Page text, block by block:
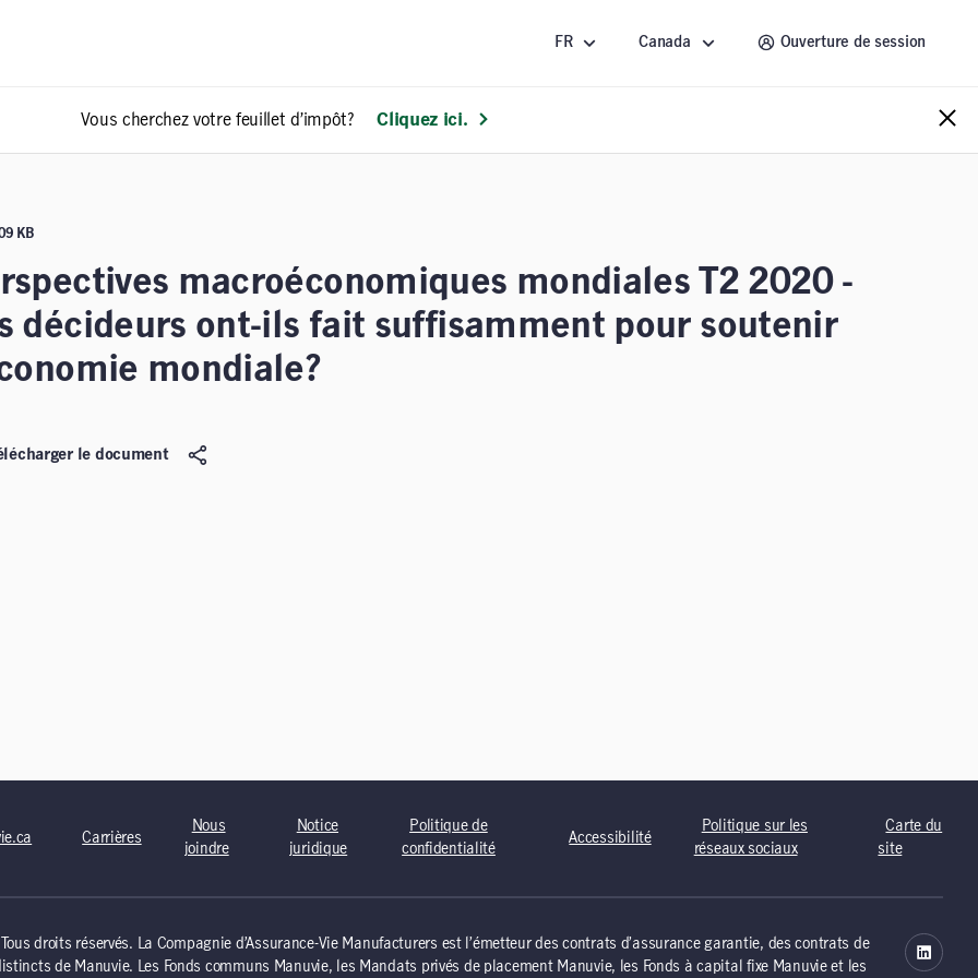
FR Canada Ouverture de session
Vous cherchez votre feuillet d’impôt? Cliquez ici.
KB
macroéconomiques mondiales T2 2020 -
décideurs ont-ils fait suffisamment pour soutenir
mondiale?
le document
Carrières
Nous
joindre
Notice
juridique
Politique de
confidentialité
Accessibilité
Politique sur les
réseaux sociaux
Carte du
site
droits réservés. La Compagnie d’Assurance-Vie Manufacturers est l’émetteur des contrats d’assurance garantie, des contrats de
de Manuvie. Les Fonds communs Manuvie, les Mandats privés de placement Manuvie, les Fonds à capital fixe Manuvie et les